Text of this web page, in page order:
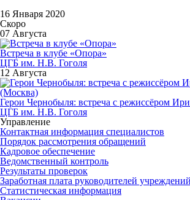
16 Января 2020
Скоро
07 Августа
Встреча в клубе «Опора»
ЦГБ им. Н.В. Гоголя
12 Августа
Герои Чернобыля: встреча с режиссёром
ЦГБ им. Н.В. Гоголя
Управление
Контактная информация специалистов
Порядок рассмотрения обращений
Кадровое обеспечение
Ведомственный контроль
Результаты проверок
Заработная плата руководителей
Статистическая информация